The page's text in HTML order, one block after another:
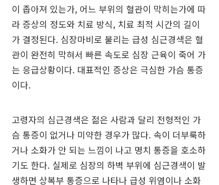
이 좁아져 있는가, 어느 부위의 혈관이 막히는가에 따
라 증상의 정도와 치료 방식, 치료 최적 시간의 길이
가 결정된다. 심장마비로 불리는 급성 심근경색은 혈
관이 완전히 막혀서 빠른 속도로 심장 근육이 죽어 가
는 응급상황이다. 대표적인 증상은 극심한 가슴 통증
이다.
고령자의 심근경색은 젊은 사람과 달리 전형적인 가
슴 통증이 없거나 미약한 경우가 많다. 속이 더부룩하
거나 소화가 안 되는 느낌이 나고 명치 통증을 호소하
기도 한다. 실제로 심장의 하벽 부위에 심근경색이 발
생하면 상복부 통증으로 나타나 급성 위염이나 소화